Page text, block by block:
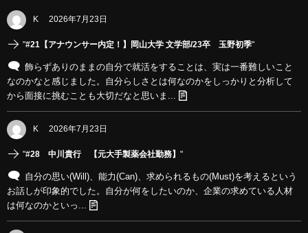
K 2026年7月23日
"#21【アナウンサー内定！】岡山大学 文学部/23卒 玉野初季"
飾らずありのままの自分で就活をすることは、実は一番難しいこと
なのかなと感じました。自分らしさとは何なのかをしっかりと分析して
から面接に挑むことも大切だなと思いま...
K 2026年7月23日
"#28 中川貴行 【元大手製薬会社勤務】 "
自分の思い(Will)、能力(Can)、求められるもの(Must)を考えるという
お話しが印象的でした。自分が何をしたいのか、企業の求めている人材
は何なのかといっ...